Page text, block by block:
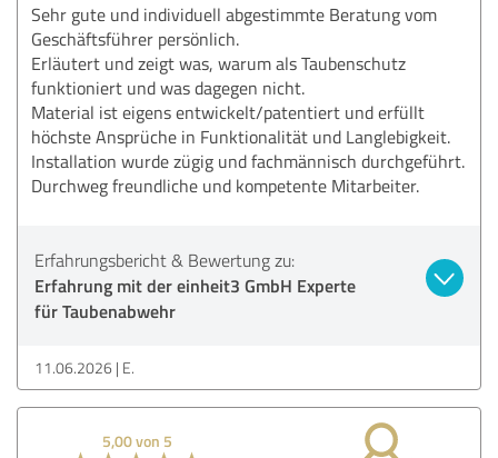
Sehr gute und individuell abgestimmte Beratung vom
Geschäftsführer persönlich.
Erläutert und zeigt was, warum als Taubenschutz
funktioniert und was dagegen nicht.
Material ist eigens entwickelt/patentiert und erfüllt
höchste Ansprüche in Funktionalität und Langlebigkeit.
Installation wurde zügig und fachmännisch durchgeführt.
Durchweg freundliche und kompetente Mitarbeiter.
Erfahrungsbericht & Bewertung zu:
Erfahrung mit der einheit3 GmbH Experte
für Taubenabwehr
11.06.2026 E.
5,00 von 5